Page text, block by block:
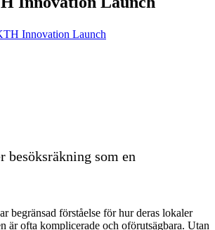
Innovation Launch
besöksräkning som en
begränsad förståelse för hur deras lokaler
är ofta komplicerade och oförutsägbara. Utan